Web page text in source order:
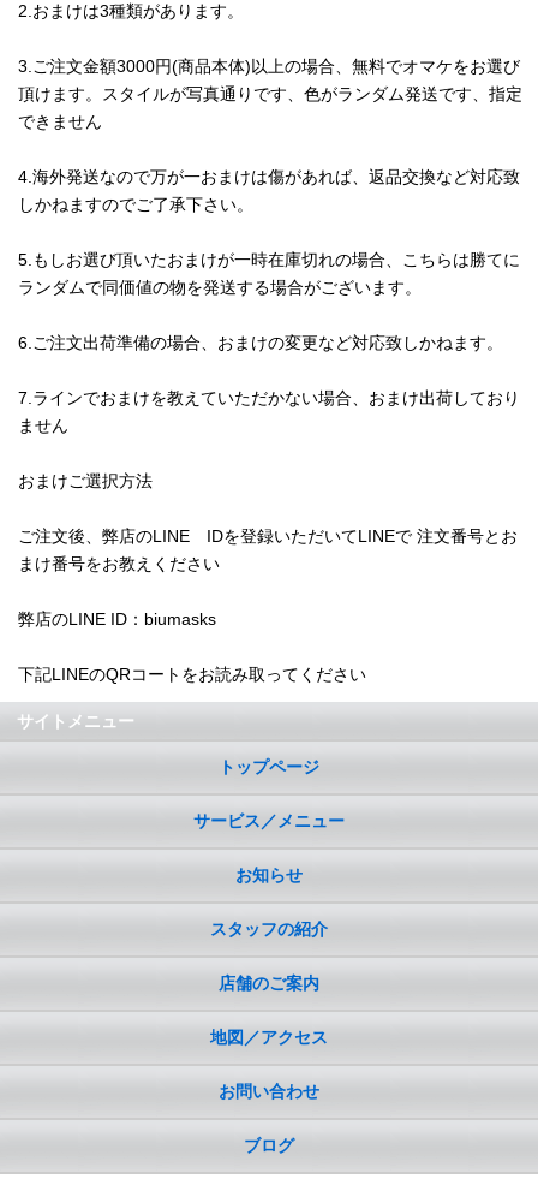
2.おまけは3種類があります。
3.ご注文金額3000円(商品本体)以上の場合、無料でオマケをお選び
頂けます。スタイルが写真通りです、色がランダム発送です、指定
できません
4.海外発送なので万が一おまけは傷があれば、返品交換など対応致
しかねますのでご了承下さい。
5.もしお選び頂いたおまけが一時在庫切れの場合、こちらは勝てに
ランダムで同価値の物を発送する場合がございます。
6.ご注文出荷準備の場合、おまけの変更など対応致しかねます。
7.ラインでおまけを教えていただかない場合、おまけ出荷しており
ません
おまけご選択方法
ご注文後、弊店のLINE IDを登録いただいてLINEで 注文番号とお
まけ番号をお教えください
弊店のLINE ID：biumasks
下記LINEのQRコートをお読み取ってください
サイトメニュー
トップページ
サービス／メニュー
お知らせ
スタッフの紹介
店舗のご案内
地図／アクセス
お問い合わせ
ブログ